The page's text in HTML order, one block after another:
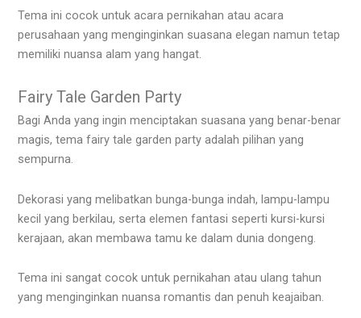
Tema ini cocok untuk acara pernikahan atau acara
perusahaan yang menginginkan suasana elegan namun tetap
memiliki nuansa alam yang hangat.
Fairy Tale Garden Party
Bagi Anda yang ingin menciptakan suasana yang benar-benar
magis, tema fairy tale garden party adalah pilihan yang
sempurna.
Dekorasi yang melibatkan bunga-bunga indah, lampu-lampu
kecil yang berkilau, serta elemen fantasi seperti kursi-kursi
kerajaan, akan membawa tamu ke dalam dunia dongeng.
Tema ini sangat cocok untuk pernikahan atau ulang tahun
yang menginginkan nuansa romantis dan penuh keajaiban.